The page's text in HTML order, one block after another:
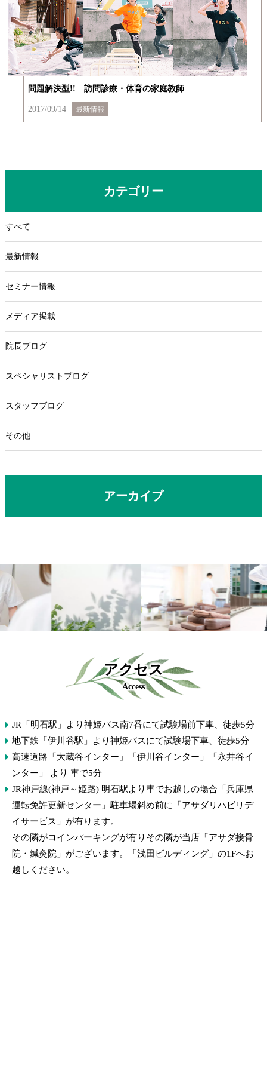
カテゴリー
すべて
最新情報
セミナー情報
メディア掲載
院長ブログ
スペシャリストブログ
スタッフブログ
その他
アーカイブ
問題解決型!! 訪問診療・体育の家庭教師
2017/09/14 最新情報
アクセス
Access
JR「明石駅」より神姫バス南7番にて試験場前下車、徒歩5分
地下鉄「伊川谷駅」より神姫バスにて試験場下車、徒歩5分
高速道路「大蔵谷インター」「伊川谷インター」「永井谷イ
ンター」 より 車で5分
JR神戸線(神戸～姫路) 明石駅より車でお越しの場合「兵庫県
運転免許更新センター」駐車場斜め前に「アサダリハビリデ
イサービス」が有ります。
その隣がコインパーキングが有りその隣が当店「アサダ接骨
院・鍼灸院」がございます。「浅田ビルディング」の1Fへお
越しください。